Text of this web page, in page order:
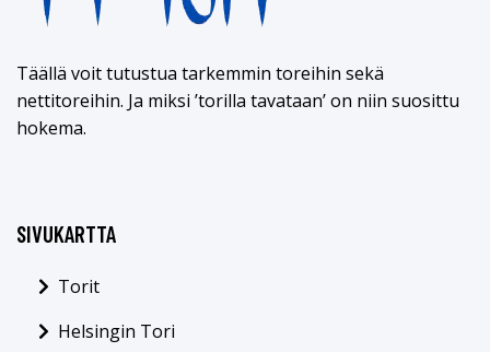
Täällä voit tutustua tarkemmin toreihin sekä
nettitoreihin. Ja miksi ’torilla tavataan’ on niin suosittu
hokema.
SIVUKARTTA
Torit
Helsingin Tori